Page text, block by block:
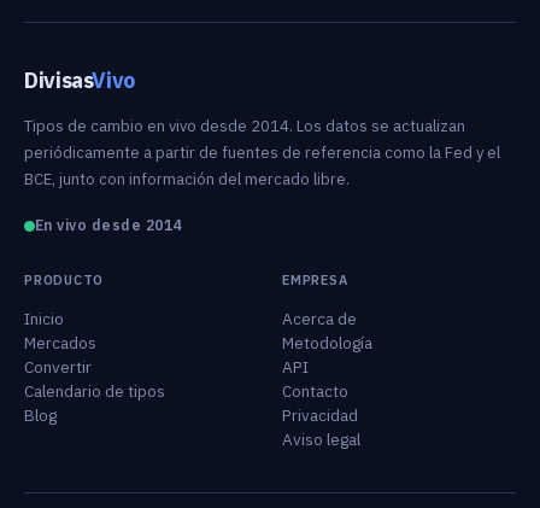
DivisasVivo
Tipos de cambio en vivo desde 2014. Los datos se actualizan
periódicamente a partir de fuentes de referencia como la Fed y el
BCE, junto con información del mercado libre.
En vivo desde 2014
PRODUCTO
Inicio
Mercados
Convertir
Calendario de tipos
Blog
EMPRESA
Acerca de
Metodología
API
Contacto
Privacidad
Aviso legal